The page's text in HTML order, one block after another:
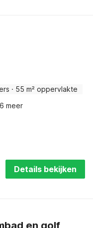
· 55 m² oppervlakte
meer
Details bekijken
en golf